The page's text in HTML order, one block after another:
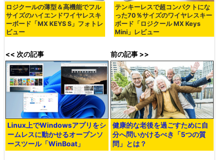
ロジクールの薄型＆高機能でフル
サイズのハイエンドワイヤレスキ
ーボード「MX KEYS S」フォトレ
ビュー
テンキーレスで超コンパクトにな
った70％サイズのワイヤレスキー
ボード「ロジクール MX Keys
Mini」レビュー
<< 次の記事
Linux上でWindowsアプリをシ
ームレスに動かせるオープンソ
ースツール「WinBoat」
前の記事 >>
健康的な老後を過ごすために自
分へ問いかけるべき「5つの質
問」とは？